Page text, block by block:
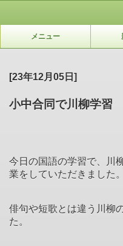
メニュー
[23年12月05日]
小中合同で川柳学習
今日の国語の学習で、川
業をしていただきました。
俳句や短歌とは違う川柳
た。